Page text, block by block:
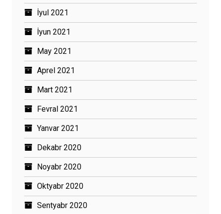
İyul 2021
İyun 2021
May 2021
Aprel 2021
Mart 2021
Fevral 2021
Yanvar 2021
Dekabr 2020
Noyabr 2020
Oktyabr 2020
Sentyabr 2020